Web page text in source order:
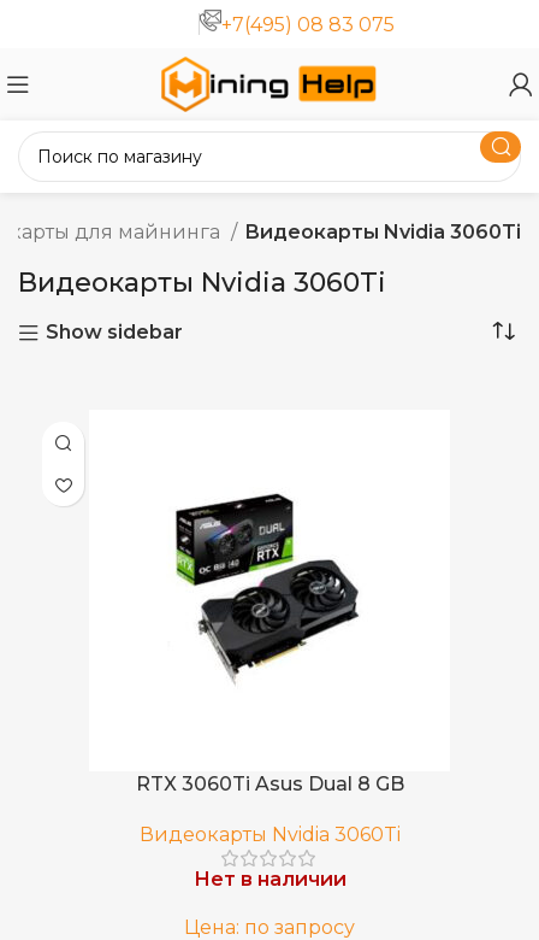
+7(495) 08 83 075
для майнинга Видеокарты Nvidia 3060Ti
Видеокарты Nvidia 3060Ti
Show sidebar
RTX 3060Ti Asus Dual 8 GB
Видеокарты Nvidia 3060Ti
Нет в наличии
Цена: по запросу